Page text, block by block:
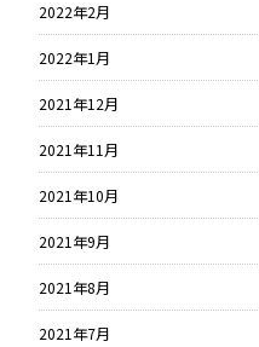
2022年2月
2022年1月
2021年12月
2021年11月
2021年10月
2021年9月
2021年8月
2021年7月